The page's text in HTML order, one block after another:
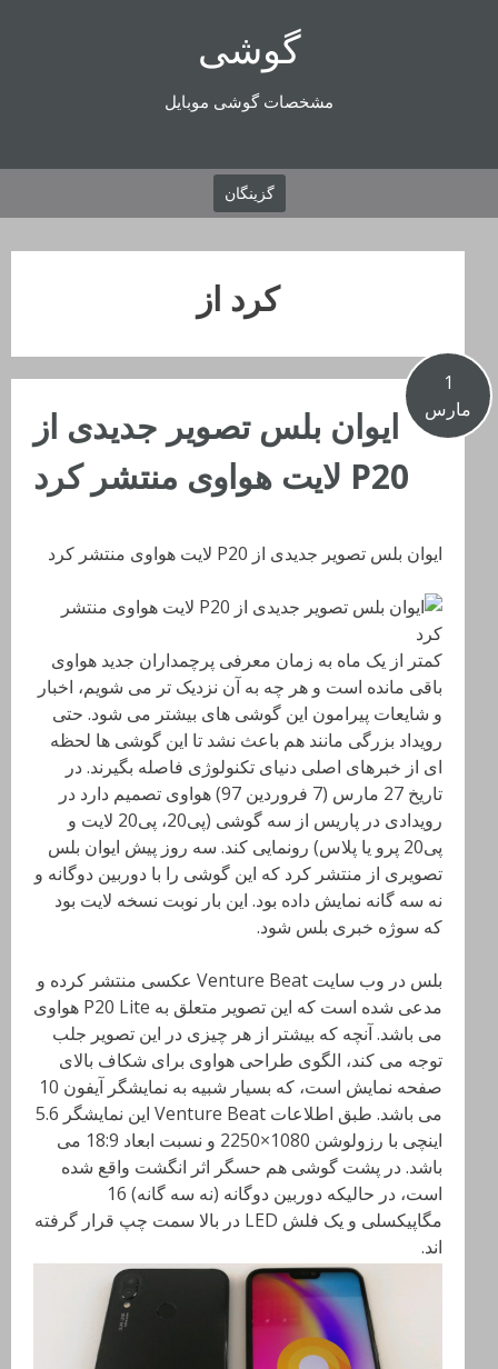
گوشی
مشخصات گوشی موبایل
گزینگان
کرد از
1
مارس
ایوان بلس تصویر جدیدی از
P20 لایت هواوی منتشر کرد
ایوان بلس تصویر جدیدی از P20 لایت هواوی منتشر کرد
کمتر از یک ماه به زمان معرفی پرچمداران جدید هواوی
باقی مانده است و هر چه به آن نزدیک تر می شویم، اخبار
و شایعات پیرامون این گوشی های بیشتر می شود. حتی
رویداد بزرگی مانند هم باعث نشد تا این گوشی ها لحظه
ای از خبرهای اصلی دنیای تکنولوژی فاصله بگیرند. در
تاریخ 27 مارس (7 فروردین 97) هواوی تصمیم دارد در
رویدادی در پاریس از سه گوشی (پی20، پی20 لایت و
پی20 پرو یا پلاس) رونمایی کند. سه روز پیش ایوان بلس
تصویری از منتشر کرد که این گوشی را با دوربین دوگانه و
نه سه گانه نمایش داده بود. این بار نوبت نسخه لایت بود
که سوژه خبری بلس شود.
بلس در وب سایت Venture Beat عکسی منتشر کرده و
مدعی شده است که این تصویر متعلق به P20 Lite هواوی
می باشد. آنچه که بیشتر از هر چیزی در این تصویر جلب
توجه می کند، الگوی طراحی هواوی برای شکاف بالای
صفحه نمایش است، که بسیار شبیه به نمایشگر آیفون 10
می باشد. طبق اطلاعات Venture Beat این نمایشگر 5.6
اینچی با رزولوشن 1080×2250 و نسبت ابعاد 18:9 می
باشد. در پشت گوشی هم حسگر اثر انگشت واقع شده
است، در حالیکه دوربین دوگانه (نه سه گانه) 16
مگاپیکسلی و یک فلش LED در بالا سمت چپ قرار گرفته
اند.